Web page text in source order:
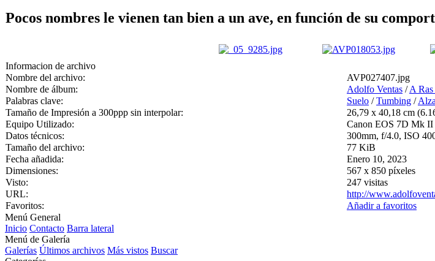
Pocos nombres le vienen tan bien a un ave, en función de su
Informacion de archivo
Nombre del archivo:
AVP027407.jpg
Nombre de álbum:
Adolfo Ventas /A
Palabras clave:
Suelo /Tumbing /
Tamaño de Impresión a 300ppp sin interpolar:
26,79 x 40,18 cm
Equipo Utilizado:
Canon EOS 7D Mk
Datos técnicos:
300mm, f/4.0, ISO
Tamaño del archivo:
77 KiB
Fecha añadida:
Enero 10, 2023
Dimensiones:
567 x 850 píxeles
Visto:
247 visitas
URL:
http://
Favoritos:
Añadir a favoritos
Menú General
Inicio Contacto Barra lateral
Menú de Galería
Galerías Últimos archivos Más vistos Buscar